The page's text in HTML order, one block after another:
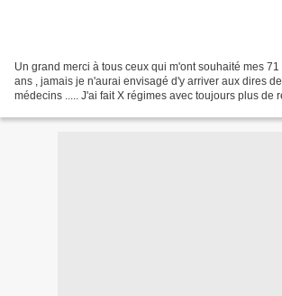
Un grand merci à tous ceux qui m'ont souhaité mes 71
ans , jamais je n'aurai envisagé d'y arriver aux dires
médecins ..... J'ai fait X régimes avec toujours plus de